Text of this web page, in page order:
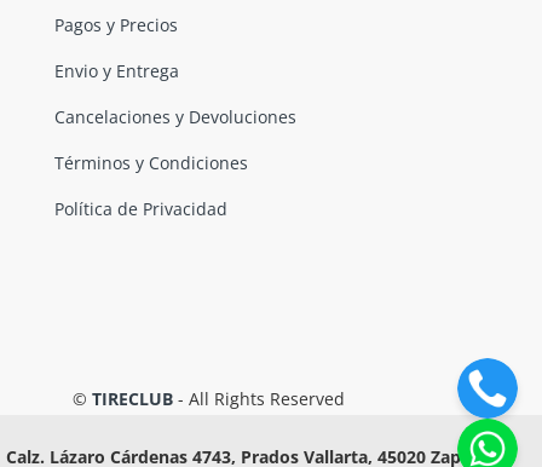
Pagos y Precios
Envio y Entrega
Cancelaciones y Devoluciones
Términos y Condiciones
Política de Privacidad
© TIRECLUB - All Rights Reserved
Calz. Lázaro Cárdenas 4743, Prados Vallarta, 45020 Zapopan,